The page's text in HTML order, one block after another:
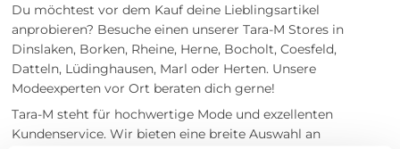
Du möchtest vor dem Kauf deine Lieblingsartikel
anprobieren? Besuche einen unserer Tara-M Stores in
Dinslaken, Borken, Rheine, Herne, Bocholt, Coesfeld,
Datteln, Lüdinghausen, Marl oder Herten. Unsere
Modeexperten vor Ort beraten dich gerne!
Tara-M steht für hochwertige Mode und exzellenten
Kundenservice. Wir bieten eine breite Auswahl an